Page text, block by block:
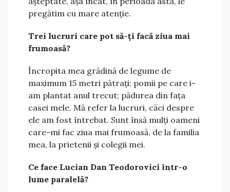
pregătim cu mare atenție.
Trei lucruri care pot să-ți facă ziua mai
frumoasă?
Încropita mea grădină de legume de
maximum 15 metri pătrați; pomii pe care i-
am plantat anul trecut; pădurea din fața
casei mele. Mă refer la lucruri, căci despre
ele am fost întrebat. Sunt însă mulți oameni
care-mi fac ziua mai frumoasă, de la familia
mea, la prietenii și colegii mei.
Ce face Lucian Dan Teodorovici într-o
lume paralelă?